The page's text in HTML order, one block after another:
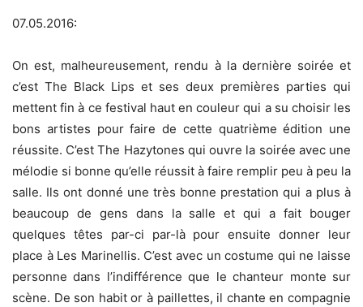
07.05.2016:
On est, malheureusement, rendu à la dernière soirée et
c’est The Black Lips et ses deux premières parties qui
mettent fin à ce festival haut en couleur qui a su choisir les
bons artistes pour faire de cette quatrième édition une
réussite. C’est The Hazytones qui ouvre la soirée avec une
mélodie si bonne qu’elle réussit à faire remplir peu à peu la
salle. Ils ont donné une très bonne prestation qui a plus à
beaucoup de gens dans la salle et qui a fait bouger
quelques têtes par-ci par-là pour ensuite donner leur
place à Les Marinellis. C’est avec un costume qui ne laisse
personne dans l’indifférence que le chanteur monte sur
scène. De son habit or à paillettes, il chante en compagnie